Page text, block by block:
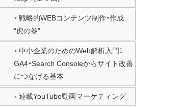
戦略的WEBコンテンツ制作・作成
“虎の巻”
中小企業のためのWeb解析入門：
GA4・Search Consoleからサイト改善
につなげる基本
連載YouTube動画マーケティング